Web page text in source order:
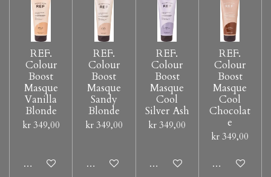
REF.
Colour
Boost
Masque
Vanilla
Blonde
kr 349,00
Legg til handlevogn
REF.
Colour
Boost
Masque
Sandy
Blonde
kr 349,00
Legg til handlevogn
REF.
Colour
Boost
Masque
Cool
Silver Ash
kr 349,00
Legg til handlevogn
REF.
Colour
Boost
Masque
Cool
Chocolat
e
kr 349,00
Legg til